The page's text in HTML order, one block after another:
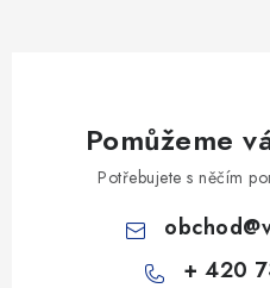
Pomůžeme
Potřebujete s něčím
obchod@
+ 420